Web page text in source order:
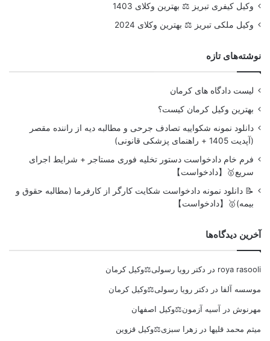
وکیل کیفری تبریز ⚖️ بهترین وکلای 1403
وکیل ملکی تبریز ⚖️ بهترین وکلای 2024
نوشته‌های تازه
لیست دادگاه های کرمان
بهترین وکیل کرمان کیست؟
دانلود نمونه شکواییه تصادف جرحی و مطالبه دیه از راننده مقصر
(آپدیت 1405 + راهنمای پزشکی قانونی)
فرم خام دادخواست دستور تخلیه فوری مستاجر + شرایط اجرای
سریع🥇【دادخواست】
📝 دانلود نمونه دادخواست شکایت کارگر از کارفرما (مطالبه حقوق و
بیمه)🥇【دادخواست】
آخرین دیدگاه‌ها
roya rasooli در دکتر رویا رسولی⚖️وکیل کرمان
موسسه آلفا در دکتر رویا رسولی⚖️وکیل کرمان
مهرنوش در آسیه آزمون⚖️وکیل اصفهان
میثم محمد قلیها در زهرا سبزی⚖️وکیل قزوین